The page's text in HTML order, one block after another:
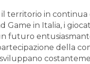
territorio in continua
Game in Italia, i
futuro
della